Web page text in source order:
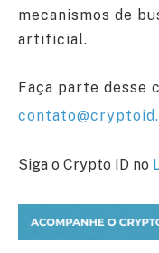
mecanismos de
artificial.
Faça parte desse
Siga o Crypto ID no